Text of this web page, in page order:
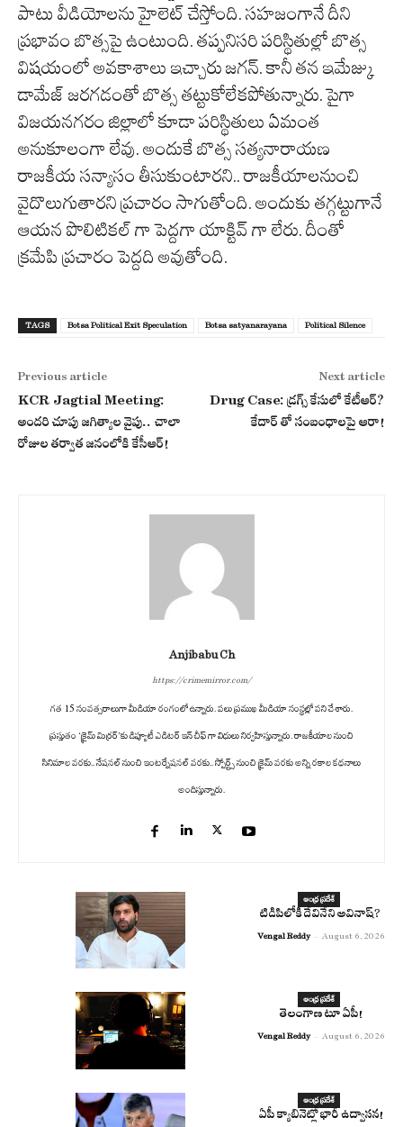
పాటు వీడియోలను హైలెట్ చేస్తోంది. సహజంగానే దీని
ప్రభావం బొత్సపై ఉంటుంది. తప్పనిసరి పరిస్థితుల్లో బొత్స
విషయంలో అవకాశాలు ఇచ్చారు జగన్. కానీ తన ఇమేజ్కు
డామేజ్ జరగడంతో బొత్స తట్టుకోలేకపోతున్నారు. పైగా
విజయనగరం జిల్లాలో కూడా పరిస్థితులు ఏమంత
అనుకూలంగా లేవు. అందుకే బొత్స సత్యనారాయణ
రాజకీయ సన్యాసం తీసుకుంటారని.. రాజకీయాలనుంచి
వైదొలుగుతారని ప్రచారం సాగుతోంది. అందుకు తగ్గట్టుగానే
ఆయన పొలిటికల్ గా పెద్దగా యాక్టివ్ గా లేరు. దీంతో
క్రమేపి ప్రచారం పెద్దది అవుతోంది.
TAGS Botsa Political Exit Speculation Botsa satyanarayana Political Silence
Previous article
KCR Jagtial Meeting:
అందరి చూపు జగిత్యాల వైపు.. చాలా
రోజుల తర్వాత జనంలోకి కేసీఆర్!
Next article
Drug Case: డ్రగ్స్ కేసులో కేటీఆర్?
కేదార్ తో సంబంధాలపై ఆరా!
Anjibabu Ch
https://crimemirror.com/
గత 15 సంవత్సరాలుగా మీడియా రంగంలో ఉన్నారు. పలు ప్రముఖ మీడియా సంస్థల్లో పని చేశారు.
ప్రస్తుతం ‘క్రైమ్ మిర్రర్’కు డిప్యూటీ ఎడిటర్ ఇన్ చీఫ్ గా విధులు నిర్వహిస్తున్నారు. రాజకీయాల నుంచి
సినిమాల వరకు.. నేషనల్ నుంచి ఇంటర్నేషనల్ వరకు.. స్పోర్ట్స్ నుంచి క్రైమ్ వరకు అన్ని రకాల కథనాలు
అందిస్తున్నారు.
ఆంధ్ర ప్రదేశ్
టిడిపిలోకి దేవినేని అవినాష్?
Vengal Reddy - August 6, 2026
ఆంధ్ర ప్రదేశ్
తెలంగాణ టూ ఏపీ!
Vengal Reddy - August 6, 2026
ఆంధ్ర ప్రదేశ్
ఏపీ క్యాబినెట్లో భారీ ఉద్వాసన!